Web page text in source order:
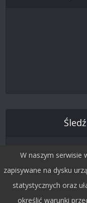
W naszym serwisie
zapisywane na dysku
statystycznych oraz
określić warunki